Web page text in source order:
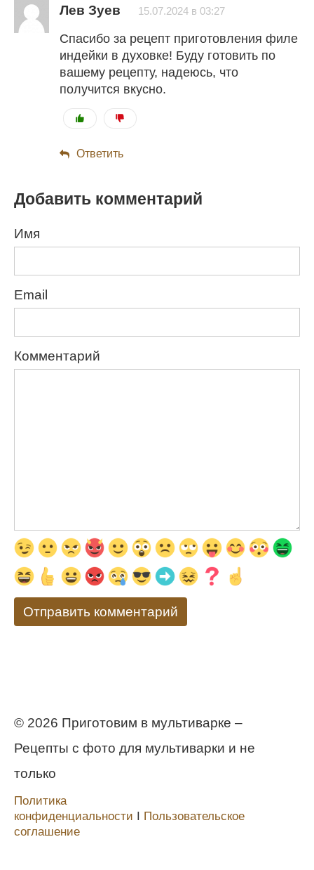
Лев Зуев 15.07.2024 в 03:27
Спасибо за рецепт приготовления филе
индейки в духовке! Буду готовить по
вашему рецепту, надеюсь, что
получится вкусно.
Ответить
Добавить комментарий
Имя
Email
Комментарий
© 2026 Приготовим в мультиварке –
Рецепты с фото для мультиварки и не
только
Политика
конфиденциальности
Пользовательское
соглашение